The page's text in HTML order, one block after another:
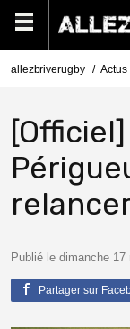
allezbriverugby Actus
Publié le dimanche
Partager sur